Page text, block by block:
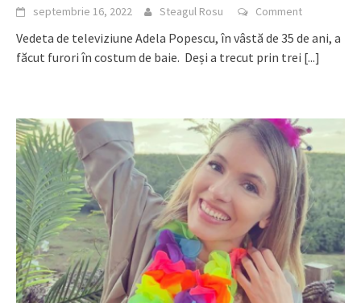
septembrie 16, 2022 Steagul Rosu Comment
Vedeta de televiziune Adela Popescu, în vâstă de 35 de ani, a
făcut furori în costum de baie. Deși a trecut prin trei [...]